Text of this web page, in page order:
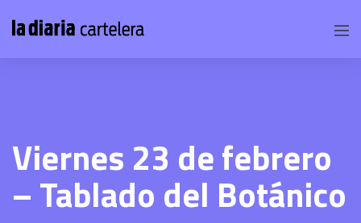
Viernes 23 de febrero
– Tablado del Botánico